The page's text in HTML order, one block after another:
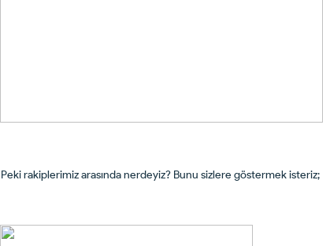
Peki rakiplerimiz arasında nerdeyiz? Bunu sizlere göstermek isteriz;